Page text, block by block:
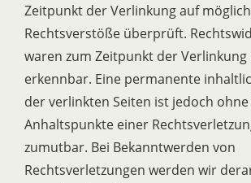
Zeitpunkt der Verlinkung auf
Rechtsverstöße überprüft.
waren zum Zeitpunkt der
erkennbar. Eine permanente
der verlinkten Seiten ist jedoch
Anhaltspunkte einer
zumutbar. Bei Bekanntwerden von
Rechtsverletzungen werden wir